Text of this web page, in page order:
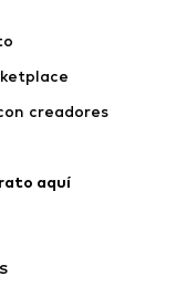
Jerséis y punto
creadores
aquí